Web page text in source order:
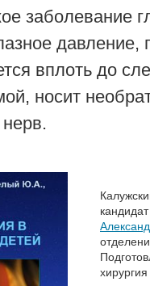
заболевание
давление,
вплоть до
носит